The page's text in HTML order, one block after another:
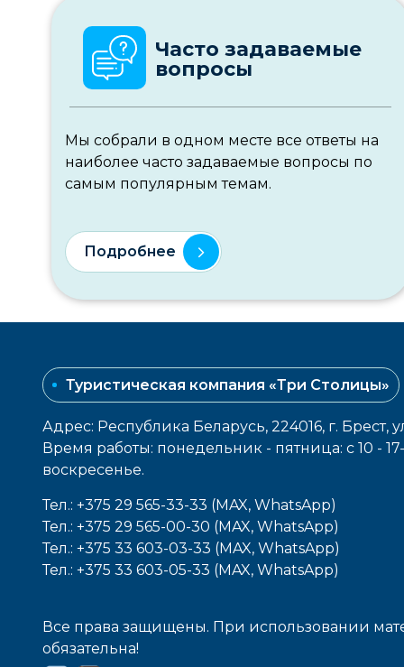
Часто задаваемые
вопросы
Мы собрали в одном месте все ответы на
наиболее часто задаваемые вопросы по
самым популярным темам.
Подробнее
Туристическая компания «Три Столицы»
Адрес: Республика Беларусь, 224016, г. Брест,
Время работы: понедельник - пятница: с 10 -
воcкресенье.
Тел.: +375 29 565-33-33 (MAX, WhatsApp)
Тел.: +375 29 565-00-30 (MAX, WhatsApp)
Тел.: +375 33 603-03-33 (MAX, WhatsApp)
Тел.: +375 33 603-05-33 (MAX, WhatsApp)
Все права защищены. При использовании
обязательна!